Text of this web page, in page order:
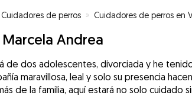
Cuidadores de perros » Cuidadores de perros en
Andrea
de dos adolescentes, divorciada y he
maravillosa, leal y solo su presencia
de la familia, aquí estará no solo cuidado